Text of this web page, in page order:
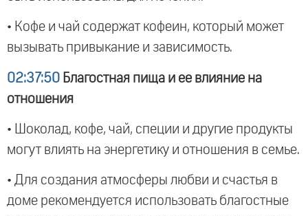
• Кофе и чай содержат кофеин, который может
вызывать привыкание и зависимость.
02:37:50 Благостная пища и ее влияние на
отношения
• Шоколад, кофе, чай, специи и другие продукты
могут влиять на энергетику и отношения в семье.
• Для создания атмосферы любви и счастья в
доме рекомендуется использовать благостные